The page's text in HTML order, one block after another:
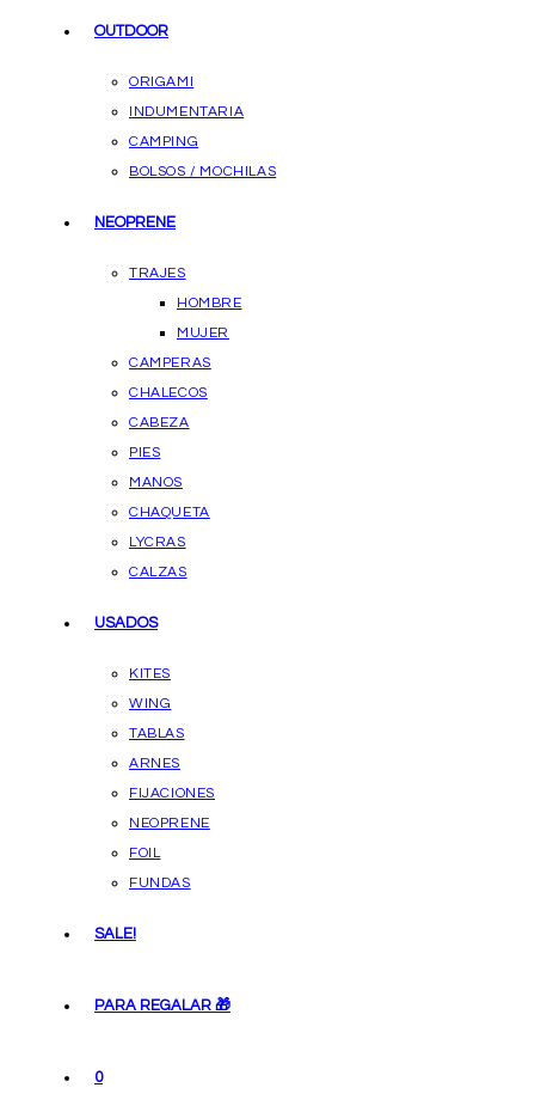
OUTDOOR
ORIGAMI
INDUMENTARIA
CAMPING
BOLSOS / MOCHILAS
NEOPRENE
TRAJES
HOMBRE
MUJER
CAMPERAS
CHALECOS
CABEZA
PIES
MANOS
CHAQUETA
LYCRAS
CALZAS
USADOS
KITES
WING
TABLAS
ARNES
FIJACIONES
NEOPRENE
FOIL
FUNDAS
SALE!
PARA REGALAR 🎁
0